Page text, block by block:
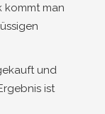
kommt man
und
ist